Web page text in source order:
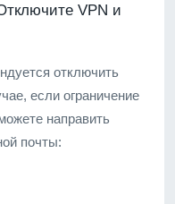
VPN и
отключить
если ограничение
направить
почты: